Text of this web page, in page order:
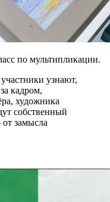
по мультипликации.
узнают,
кадром,
художника
собственный
замысла